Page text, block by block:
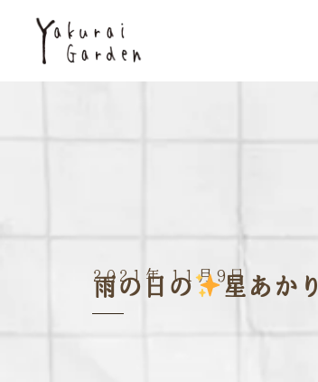
2021年 11月9日
雨の日の 星あかり